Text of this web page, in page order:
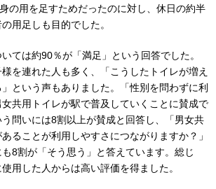
の用を足すためだったのに対し、休日の約半
用足しも目的でした。
ては約90％が「満足」という回答でした。
を連れた人も多く、「こうしたトイレが増え
という声もありました。「性別を問わずに利
女共用トイレが駅で普及していくことに賛成で
問いには8割以上が賛成と回答し、「男女共
ることが利用しやすさにつながりますか？」
も8割が「そう思う」と答えています。総じ
用した人からは高い評価を得ました。